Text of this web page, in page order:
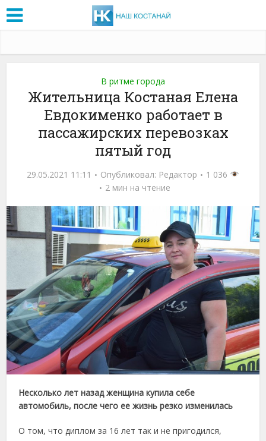
В ритме города
Жительница Костаная Елена
Евдокименко работает в
пассажирских перевозках
пятый год
29.05.2021 11:11 Опубликовал: Редактор
1 036
2 мин на чтение
Несколько лет назад женщина купила себе
автомобиль, после чего ее жизнь резко изменилась
О том, что диплом за 16 лет так и не пригодился,